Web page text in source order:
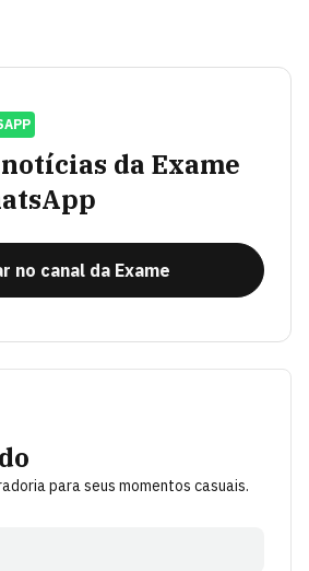
da Exame
no canal da Exame
para seus momentos casuais.